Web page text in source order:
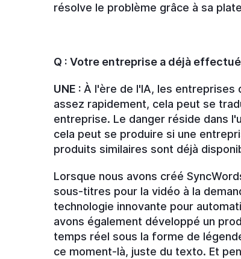
résolve le problème grâce à sa
Q : Votre entreprise a déjà
UNE : À l'ère de l'IA, les entreprises
assez rapidement, cela peut se
entreprise. Le danger réside dans
cela peut se produire si une
produits similaires sont déjà
Lorsque nous avons créé
sous-titres pour la vidéo à la
technologie innovante pour
avons également développé un
temps réel sous la forme de
ce moment-là, juste du texto. Et